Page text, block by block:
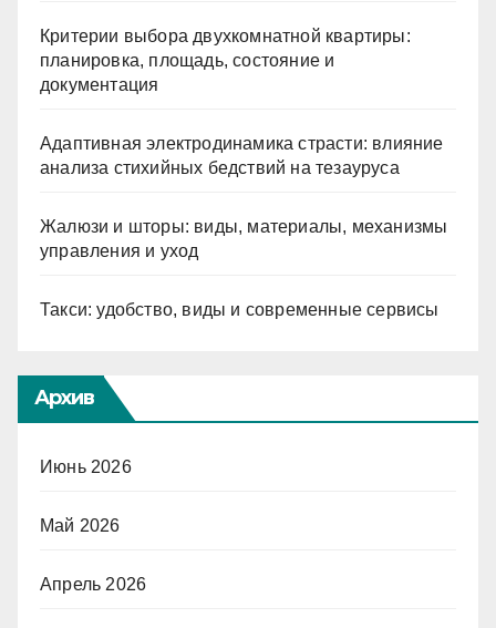
Критерии выбора двухкомнатной квартиры:
планировка, площадь, состояние и
документация
Адаптивная электродинамика страсти: влияние
анализа стихийных бедствий на тезауруса
Жалюзи и шторы: виды, материалы, механизмы
управления и уход
Такси: удобство, виды и современные сервисы
Архив
Июнь 2026
Май 2026
Апрель 2026